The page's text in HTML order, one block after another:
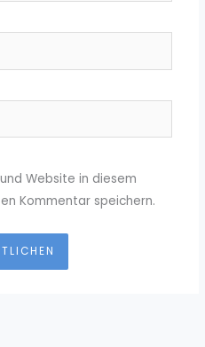
Website in diesem
Kommentar speichern.